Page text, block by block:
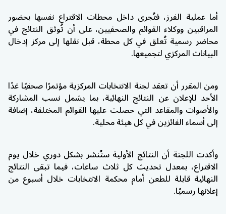
أما عملية الفرز، فتُجرى داخل محطات الاقتراع نفسها بحضور
المراقبين ووكلاء القوائم والصحفيين، على أن تُوثق النتائج في
محاضر رسمية تُعلق في كل محطة، قبل نقلها إلى مركز إدخال
البيانات المركزي لتجميعها.
ومن المقرر أن تعقد لجنة الانتخابات المركزية مؤتمرًا صحفيًا غدًا
الأحد للإعلان عن النتائج النهائية، بما يشمل نسب المشاركة
والأصوات والمقاعد التي حصلت عليها القوائم المختلفة، إضافة
إلى أسماء الفائزين في كل هيئة محلية.
وأكدت اللجنة أن النتائج الأولية ستُنشر بشكل دوري خلال يوم
الاقتراع، بمعدل تحديث كل ثلاث ساعات، فيما تبقى النتائج
النهائية قابلة للطعن أمام محكمة الانتخابات خلال أسبوع من
إعلانها رسميًا.